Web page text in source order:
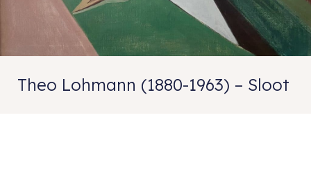
Theo Lohmann (1880-1963) – Sloot